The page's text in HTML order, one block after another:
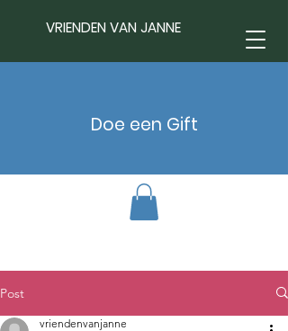
VRIENDEN VAN JANNE
Doe een Gift
Post
vriendenvanjanne